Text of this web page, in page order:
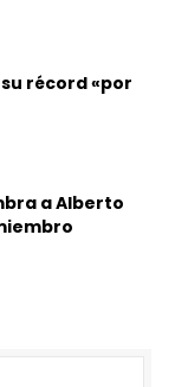
récord «por
a Alberto